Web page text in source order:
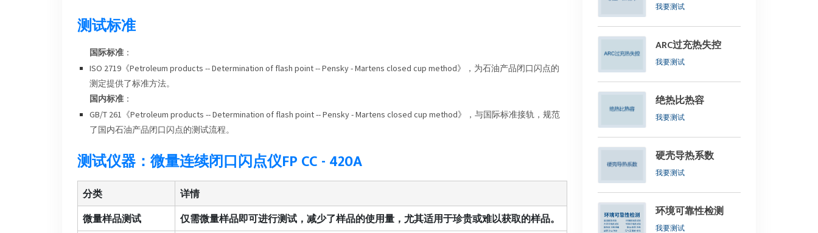
测试标准
国际标准 ：
ISO 2719《Petroleum products -- Determination of flash point -- Pensky - Martens closed cup method》，为石油产品闭口闪点的
测定提供了标准方法。
国内标准 ：
GB/T 261《Petroleum products -- Determination of flash point -- Pensky - Martens closed cup method》，与国际标准接轨，规范
了国内石油产品闭口闪点的测试流程。
测试仪器：微量连续闭口闪点仪FP CC - 420A
分类 详情
微量样品测试 仅需微量样品即可进行测试，减少了样品的使用量，尤其适用于珍贵或难以获取的样品。
我要测试
ARC过充热失控
我要测试
绝热比热容
我要测试
硬壳导热系数
我要测试
环境可靠性检测
我要测试